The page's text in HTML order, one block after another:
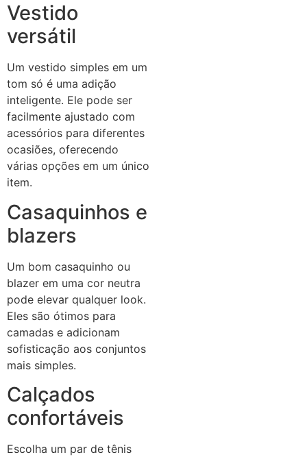
Vestido
versátil
Um vestido simples em um
tom só é uma adição
inteligente. Ele pode ser
facilmente ajustado com
acessórios para diferentes
ocasiões, oferecendo
várias opções em um único
item.
Casaquinhos e
blazers
Um bom casaquinho ou
blazer em uma cor neutra
pode elevar qualquer look.
Eles são ótimos para
camadas e adicionam
sofisticação aos conjuntos
mais simples.
Calçados
confortáveis
Escolha um par de tênis